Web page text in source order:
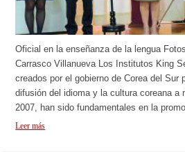
Oficial en la enseñanza de la lengua
Carrasco Villanueva Los Institutos King
creados por el gobierno de Corea del Sur
difusión del idioma y la cultura coreana a
2007, han sido fundamentales en la
Leer más